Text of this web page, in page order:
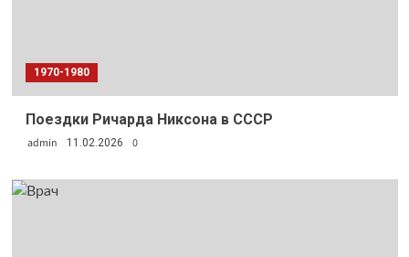
1970-1980
Поездки Ричарда Никсона в СССР
admin 11.02.2026 0